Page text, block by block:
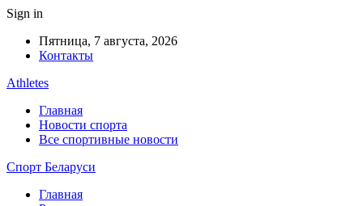
Sign in
Пятница, 7 августа, 2026
Контакты
Athletes
Главная
Новости спорта
Все спортивные новости
Спорт Беларуси
Главная